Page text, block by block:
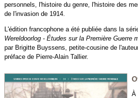
personnels, l'histoire du genre, l'histoire des
de l'invasion de 1914.
L'édition francophone a été publiée dans la
Wereldoorlog - Études sur la Première Guerre
par Brigitte Buyssens, petite-cousine de
préface de Pierre-Alain Tallier.
À